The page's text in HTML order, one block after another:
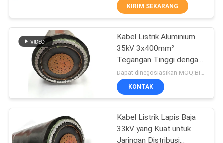
HUBUNGI
KAMI
BERITA
BLOG
Kawat Kabel listrik
197
KIRIM SEKARANG
Kabel Listrik Aluminium
35kV 3x400mm²
Tegangan Tinggi dengan
Isolasi XLPE dan
Pelindung Baja
Dapat dinegosiasikan MOQ:Bisa dinegosiasikan
KONTAK
Kabel Listrik Lapis Baja
33kV yang Kuat untuk
Jaringan Distribusi